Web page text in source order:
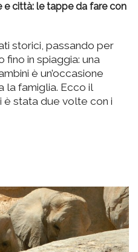
e città: le tappe da fare con
storici, passando per
fino in spiaggia: una
è un’occasione
la famiglia. Ecco il
è stata due volte con i